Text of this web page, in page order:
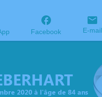
Facebook E-mail
2020 à l'âge de 84 ans